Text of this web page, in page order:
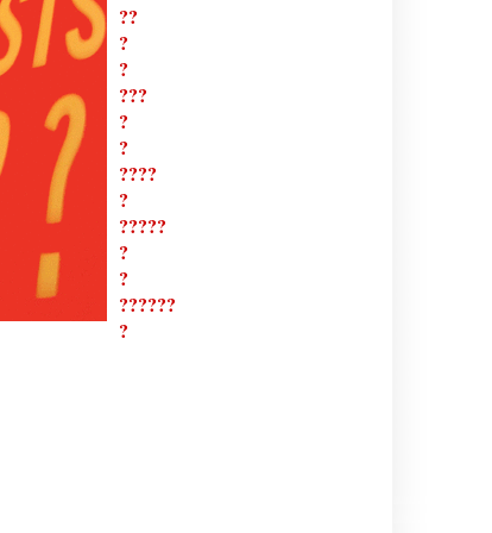
??
?
?
???
?
?
????
?
?????
?
?
??????
?